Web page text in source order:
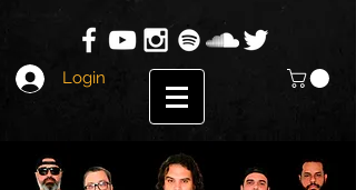
Login